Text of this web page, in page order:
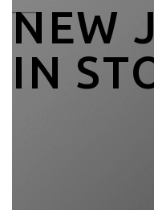
NEW
IN